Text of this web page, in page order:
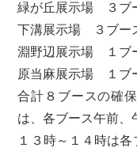
緑が丘展示場 ３ブ
下溝展示場 ３ブー
淵野辺展示場 １ブ
原当麻展示場 １ブ
合計８ブースの確
は、各ブース午前、
１３時～１４時は